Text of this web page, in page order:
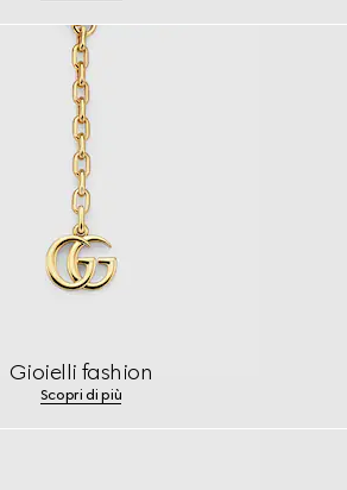
Gioielli fashion
Scopri di più